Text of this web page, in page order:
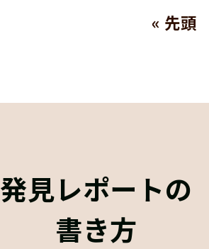
« 先頭
発見レポートの
書き方